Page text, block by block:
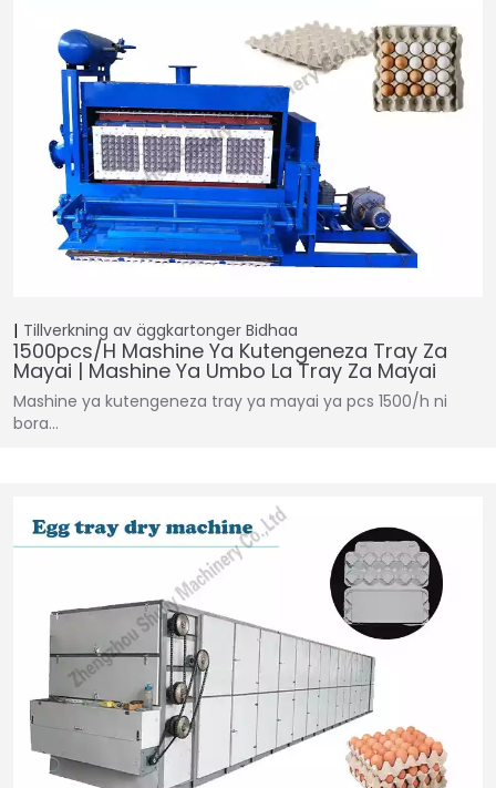
Tillverkning av äggkartonger Bidhaa
1500pcs/h Mashine Ya Kutengeneza Tray Za
Mayai | Mashine Ya Umbo La Tray Za Mayai
Mashine ya kutengeneza tray ya mayai ya pcs 1500/h ni
bora...